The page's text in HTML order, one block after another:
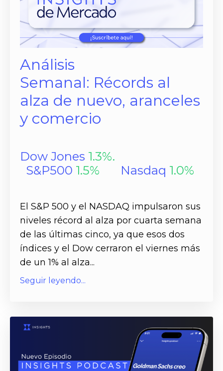
Análisis
Semanal: Récords al
alza de nuevo, aranceles
y comercio
Dow Jones 1.3%.
S&P500 1.5% Nasdaq 1.0%
El S&P 500 y el NASDAQ impulsaron sus
niveles récord al alza por cuarta semana
de las últimas cinco, ya que esos dos
índices y el Dow cerraron el viernes más
de un 1% al alza...
Seguir leyendo...